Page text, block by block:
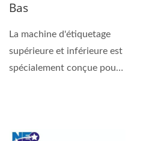
Bas
La machine d'étiquetage
supérieure et inférieure est
spécialement conçue pour